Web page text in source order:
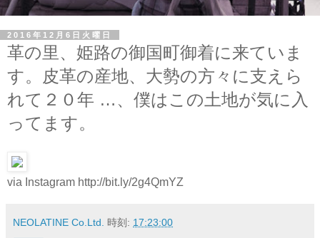
2016年12月6日火曜日
革の里、姫路の御国町御着に来ていま
す。皮革の産地、大勢の方々に支えら
れて２０年 …、僕はこの土地が気に入
ってます。
via Instagram http://bit.ly/2g4QmYZ
NEOLATINE Co.Ltd. 時刻: 17:23:00